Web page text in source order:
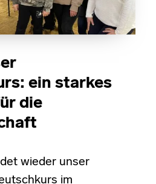
ein starkes
die
wieder unser
im